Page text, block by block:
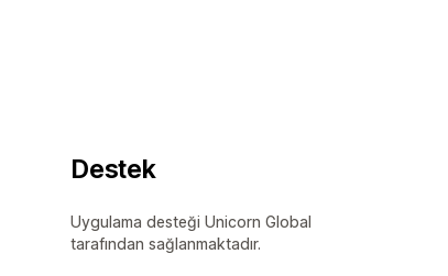
Destek
Uygulama desteği Unicorn Global
tarafından sağlanmaktadır.